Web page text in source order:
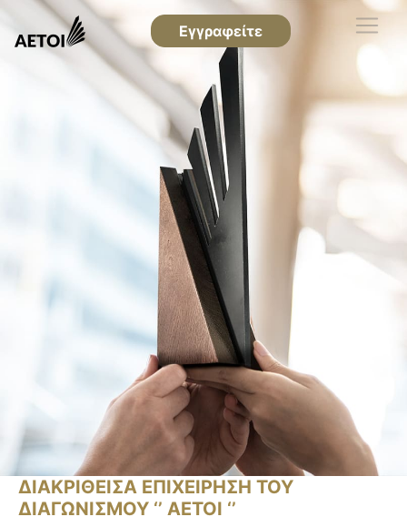
Εγγραφείτε
ΔΙΑΚΡΙΘΕΙΣΑ ΕΠΙΧΕΙΡΗΣΗ ΤΟΥ
ΔΙΑΓΩΝΙΣΜΟΥ ‘’ ΑΕΤΟΙ ‘’